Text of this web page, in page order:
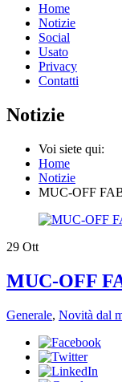
Home
Notizie
Social
Usato
Privacy
Contatti
Notizie
Voi siete qui:
Home
Notizie
​MUC-OFF
29 Ott
​MUC-OFF
Generale, Novità dal